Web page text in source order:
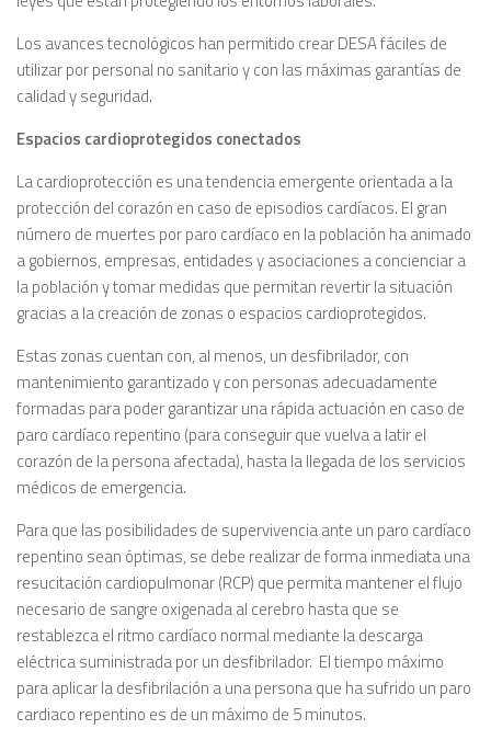
Los avances tecnológicos han permitido crear DESA fáciles de
utilizar por personal no sanitario y con las máximas garantías de
calidad y seguridad.
Espacios cardioprotegidos conectados
La cardioprotección es una tendencia emergente orientada a la
protección del corazón en caso de episodios cardíacos. El gran
número de muertes por paro cardíaco en la población ha animado
a gobiernos, empresas, entidades y asociaciones a concienciar a
la población y tomar medidas que permitan revertir la situación
gracias a la creación de zonas o espacios cardioprotegidos.
Estas zonas cuentan con, al menos, un desfibrilador, con
mantenimiento garantizado y con personas adecuadamente
formadas para poder garantizar una rápida actuación en caso de
paro cardíaco repentino (para conseguir que vuelva a latir el
corazón de la persona afectada), hasta la llegada de los servicios
médicos de emergencia.
Para que las posibilidades de supervivencia ante un paro cardíaco
repentino sean óptimas, se debe realizar de forma inmediata una
resucitación cardiopulmonar (RCP) que permita mantener el flujo
necesario de sangre oxigenada al cerebro hasta que se
restablezca el ritmo cardíaco normal mediante la descarga
eléctrica suministrada por un desfibrilador. El tiempo máximo
para aplicar la desfibrilación a una persona que ha sufrido un paro
cardiaco repentino es de un máximo de 5 minutos.